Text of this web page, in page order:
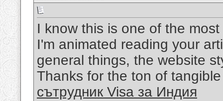
I know this is one of the
I'm animated reading your
general things, the website
Thanks for the ton of
сътрудник Visa за Индия